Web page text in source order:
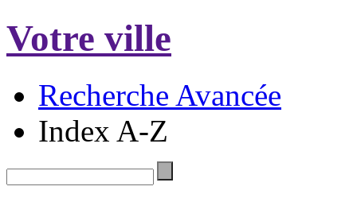
Votre ville
Recherche Avancée
Index A-Z